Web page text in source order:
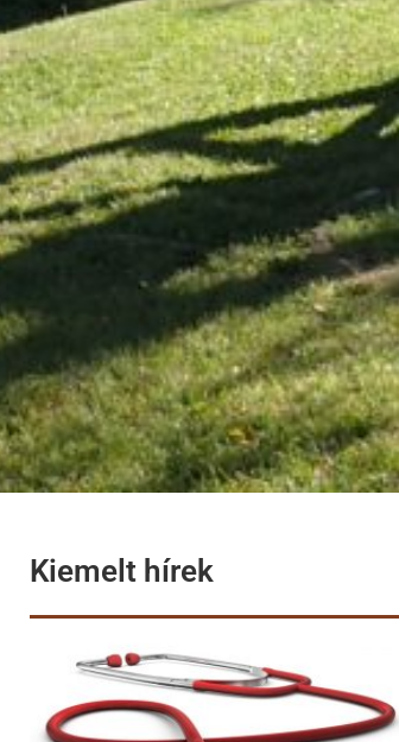
Kiemelt hírek